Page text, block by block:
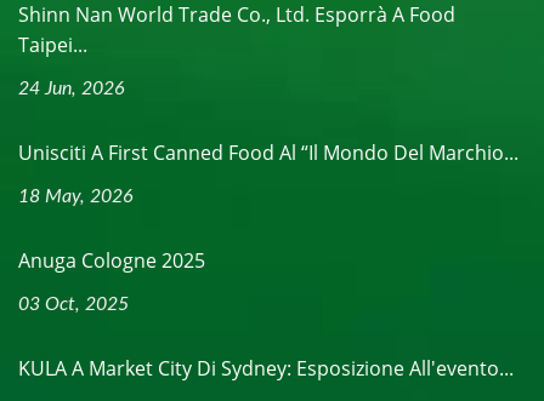
Shinn Nan World Trade Co., Ltd. Esporrà A Food
Taipei...
24 Jun, 2026
Unisciti A First Canned Food Al “Il Mondo Del Marchio...
18 May, 2026
Anuga Cologne 2025
03 Oct, 2025
KULA A Market City Di Sydney: Esposizione All'evento...